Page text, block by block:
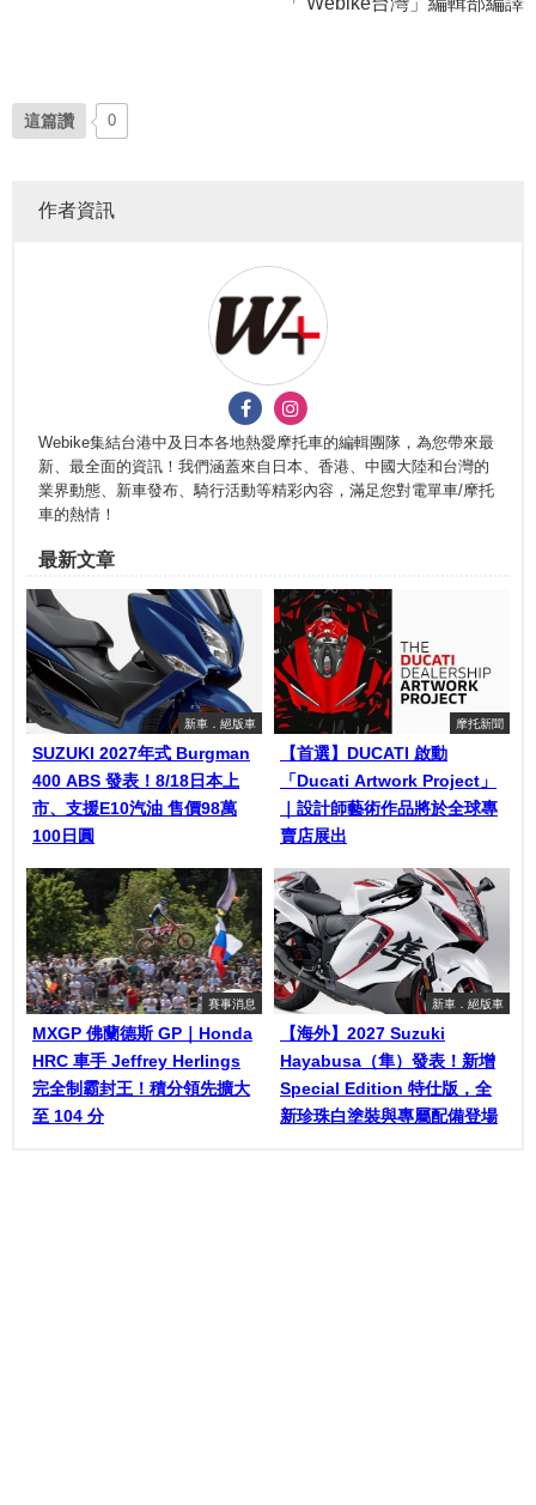
這篇讚 0
作者資訊
Webike集結台港中及日本各地熱愛摩托車的編輯團隊，為您帶來最
新、最全面的資訊！我們涵蓋來自日本、香港、中國大陸和台灣的
業界動態、新車發布、騎行活動等精彩內容，滿足您對電單車/摩托
車的熱情！
最新文章
新車．絕版車
SUZUKI 2027年式 Burgman
400 ABS 發表！8/18日本上
市、支援E10汽油 售價98萬
100日圓
摩托新聞
【首選】DUCATI 啟動
「Ducati Artwork Project」
｜設計師藝術作品將於全球專
賣店展出
賽事消息
MXGP 佛蘭德斯 GP｜Honda
HRC 車手 Jeffrey Herlings
完全制霸封王！積分領先擴大
至 104 分
新車．絕版車
【海外】2027 Suzuki
Hayabusa（隼）發表！新增
Special Edition 特仕版，全
新珍珠白塗裝與專屬配備登場